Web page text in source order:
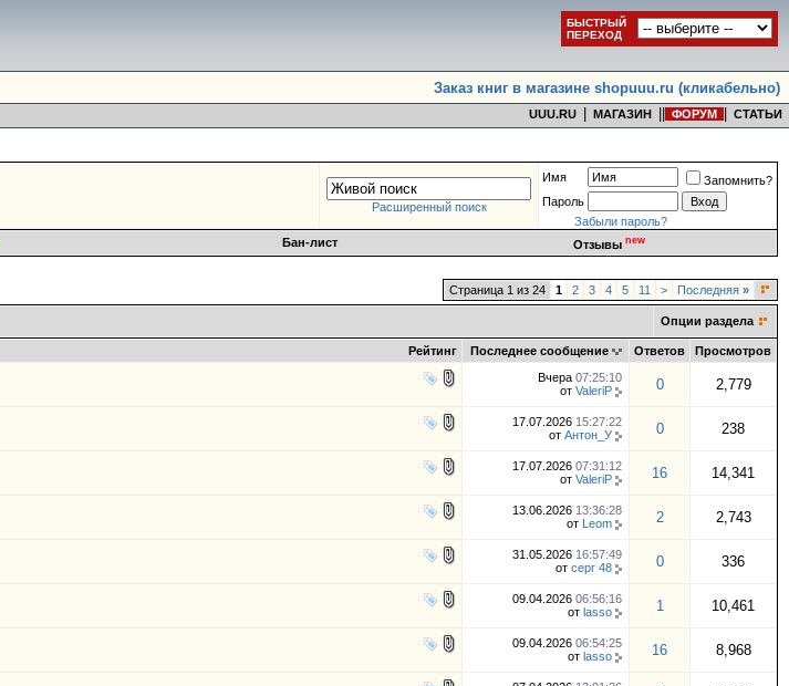
БЫСТРЫЙ
ПЕРЕХОД
Заказ книг в магазине shopuuu.ru (кликабельно)
UUU.RU МАГАЗИН ФОРУМ СТАТЬИ
Расширенный поиск
Имя
Запомнить?
Пароль
Забыли пароль?
Бан-лист Отзывы new
Страница 1 из 24 1 2 3 4 5 11 > Последняя »
Опции раздела
Рейтинг Последнее сообщение Ответов Просмотров
Вчера 07:25:10
от ValeriP 0 2,779
17.07.2026 15:27:22
от Антон_У 0 238
17.07.2026 07:31:12
от ValeriP 16 14,341
13.06.2026 13:36:28
от Leom 2 2,743
31.05.2026 16:57:49
от серг 48 0 336
09.04.2026 06:56:16
от lasso 1 10,461
09.04.2026 06:54:25
от lasso 16 8,968